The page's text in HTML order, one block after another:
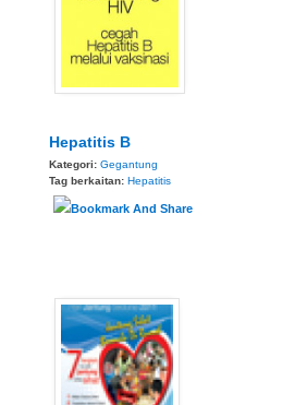
Hepatitis B
Kategori: Gegantung
Tag berkaitan: Hepatitis